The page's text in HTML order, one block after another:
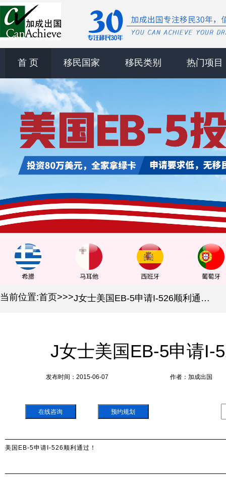
首 页 移民国家 移民类别 热门项目
当前位置:首页>>> J女士美国EB-5申请I-526顺利通过！
J女士美国EB-5申请I-
发布时间：2015-06-07 作者：加成出国
在线咨询 预约规划
美国EB-5申请I-526顺利通过！